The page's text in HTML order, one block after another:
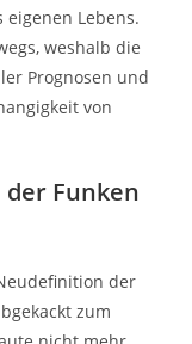
Lebens.
weshalb die
Prognosen und
von
Funken
der
zum